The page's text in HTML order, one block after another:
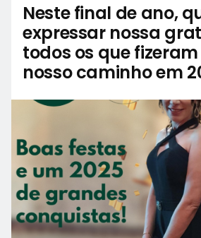
Neste final de ano,
expressar nossa
todos os que
nosso caminho em